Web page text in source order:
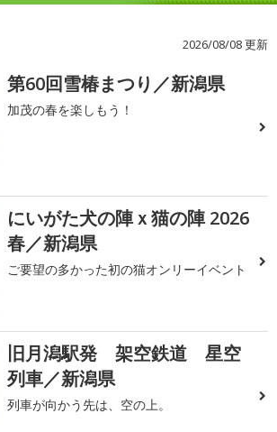
2026/08/08 更新
第60回雪椿まつり／新潟県
加茂の春を楽しもう！
にいがた犬の陣ｘ猫の陣 2026
春／新潟県
ご要望の多かった初の猫オンリーイベント
旧月潟駅発 架空鉄道 星空
列車／新潟県
列車が向かう先は、空の上。